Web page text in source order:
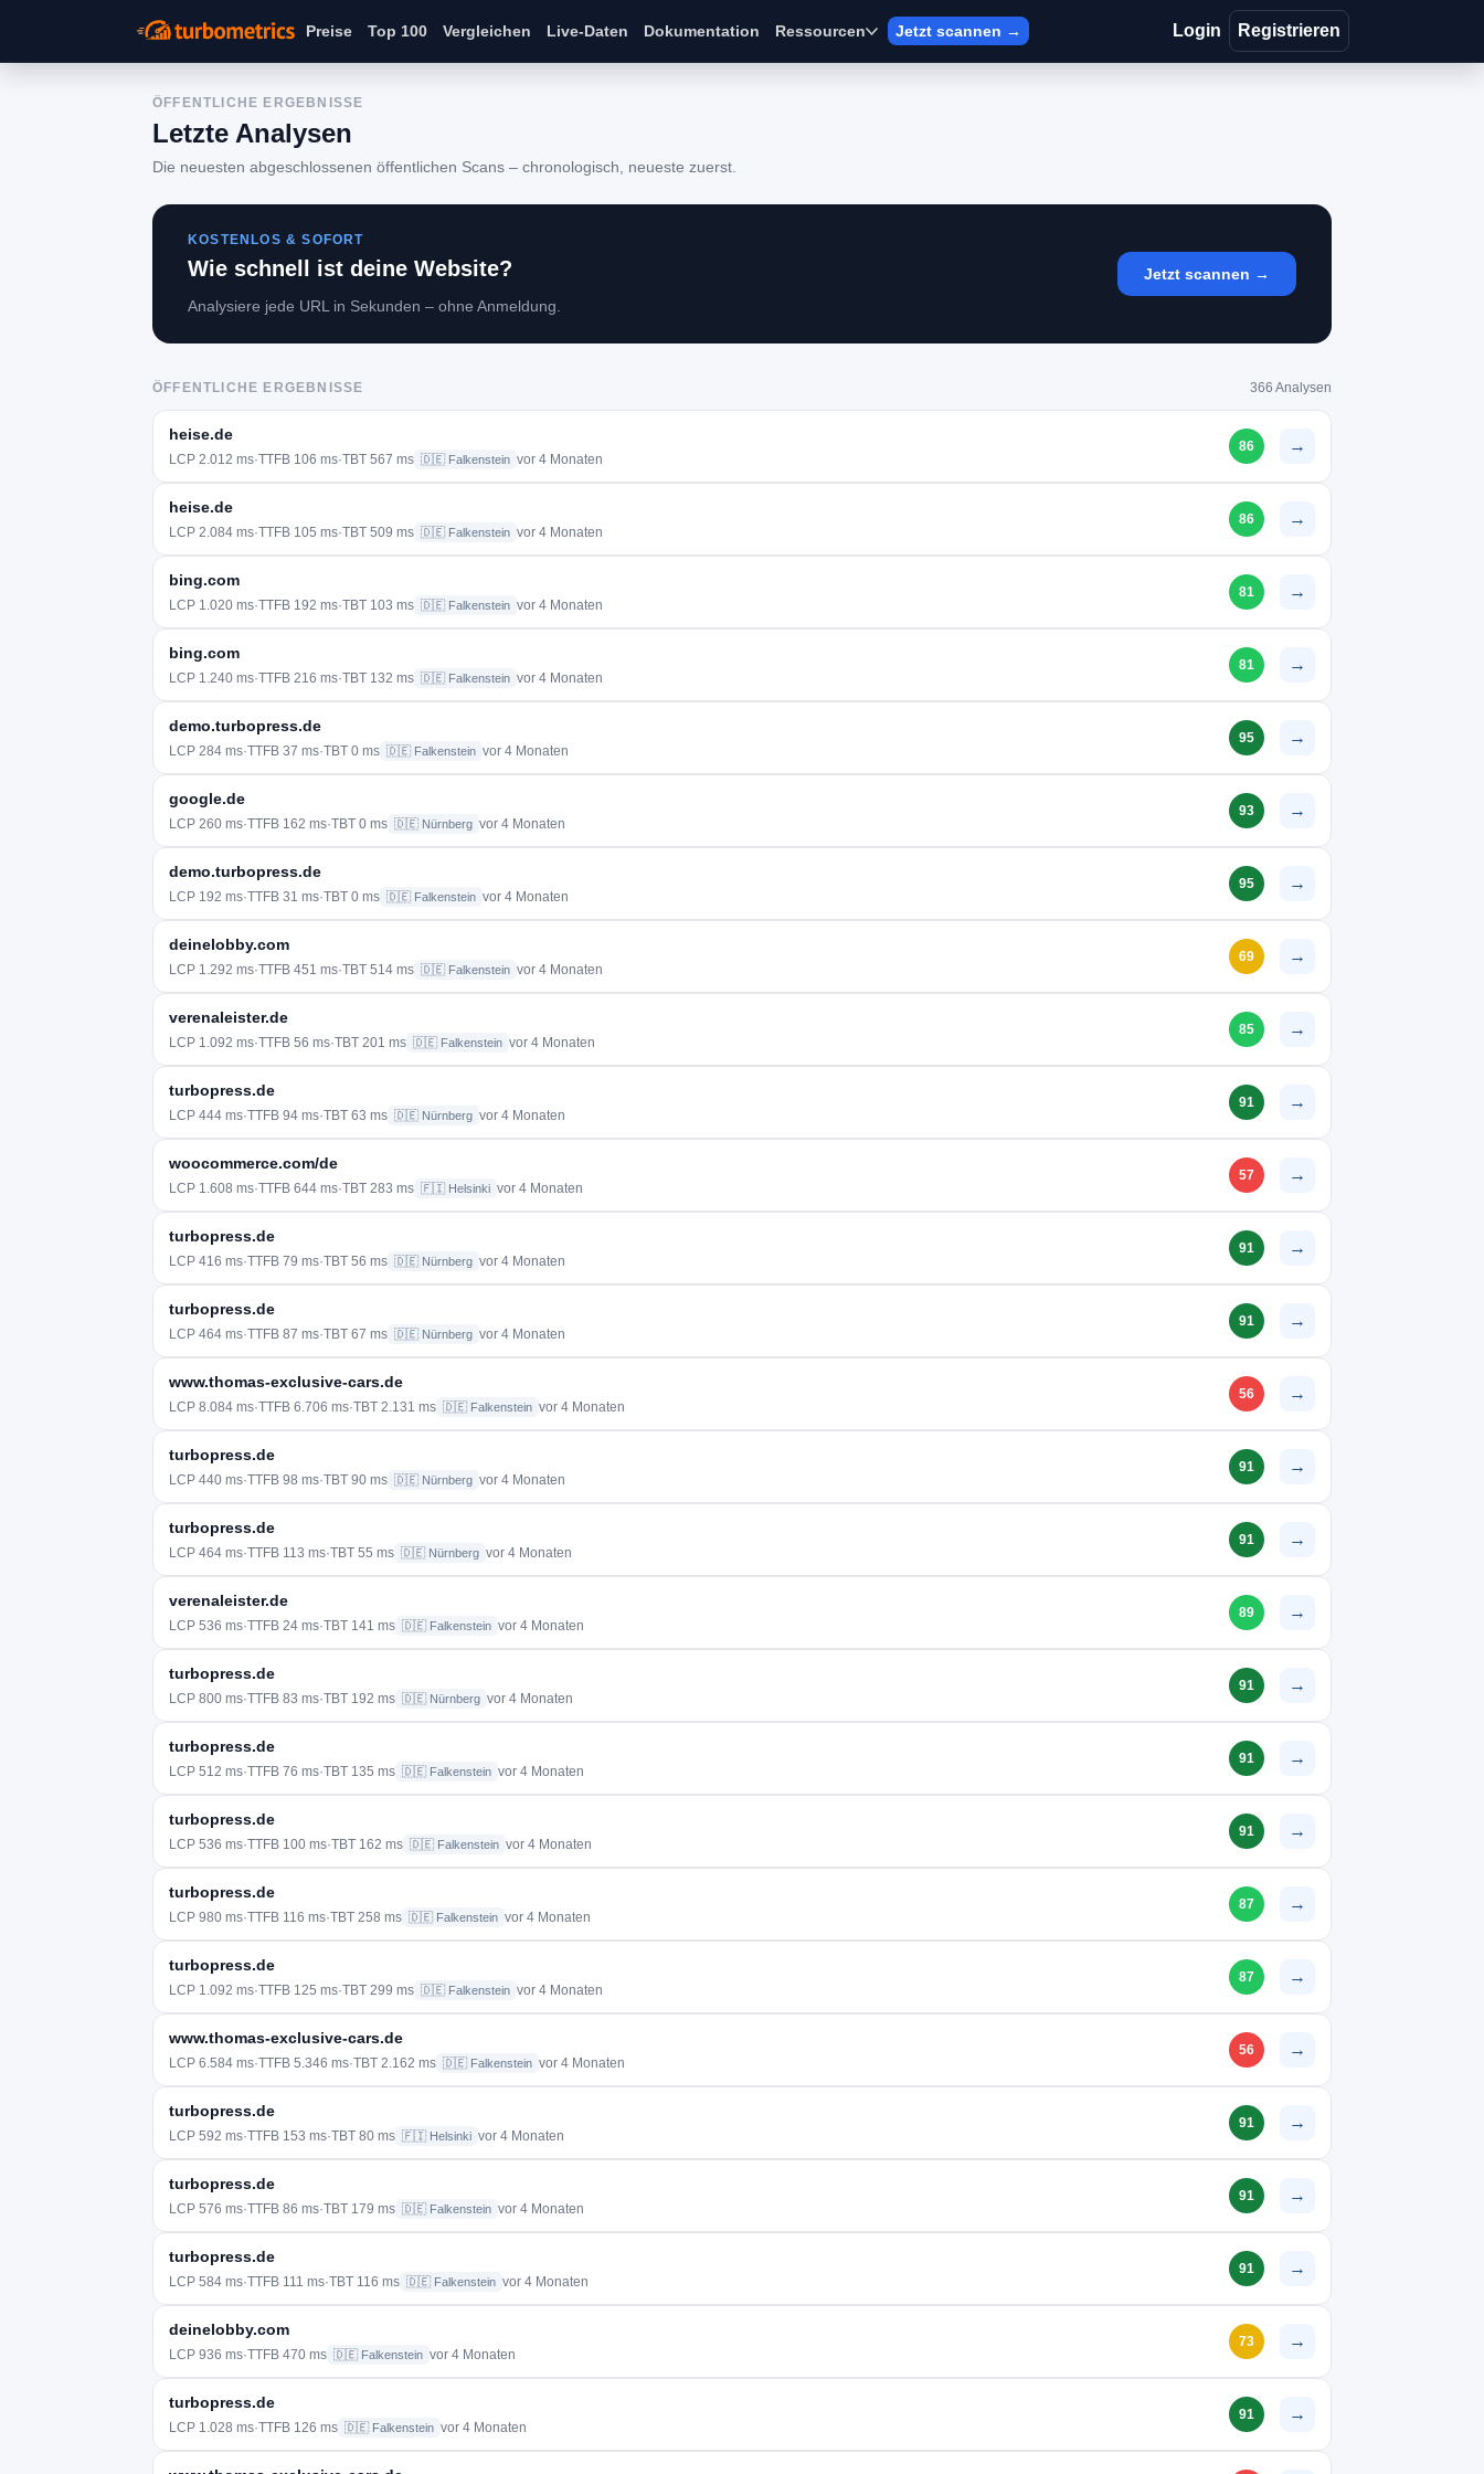
Preise Top 100 Vergleichen Live-Daten Dokumentation Ressourcen Jetzt scannen → Login Registrieren
ÖFFENTLICHE ERGEBNISSE
Letzte Analysen
Die neuesten abgeschlossenen öffentlichen Scans – chronologisch, neueste zuerst.
KOSTENLOS & SOFORT
Wie schnell ist deine Website?
Analysiere jede URL in Sekunden – ohne Anmeldung.
Jetzt scannen →
ÖFFENTLICHE ERGEBNISSE 366 Analysen
heise.de
LCP 2.012 ms·TTFB 106 ms·TBT 567 ms 🇩🇪 Falkenstein vor 4 Monaten
86 →
heise.de
LCP 2.084 ms·TTFB 105 ms·TBT 509 ms 🇩🇪 Falkenstein vor 4 Monaten
86 →
bing.com
LCP 1.020 ms·TTFB 192 ms·TBT 103 ms 🇩🇪 Falkenstein vor 4 Monaten
81 →
bing.com
LCP 1.240 ms·TTFB 216 ms·TBT 132 ms 🇩🇪 Falkenstein vor 4 Monaten
81 →
demo.turbopress.de
LCP 284 ms·TTFB 37 ms·TBT 0 ms 🇩🇪 Falkenstein vor 4 Monaten
95 →
google.de
LCP 260 ms·TTFB 162 ms·TBT 0 ms 🇩🇪 Nürnberg vor 4 Monaten
93 →
demo.turbopress.de
LCP 192 ms·TTFB 31 ms·TBT 0 ms 🇩🇪 Falkenstein vor 4 Monaten
95 →
deinelobby.com
LCP 1.292 ms·TTFB 451 ms·TBT 514 ms 🇩🇪 Falkenstein vor 4 Monaten
69 →
verenaleister.de
LCP 1.092 ms·TTFB 56 ms·TBT 201 ms 🇩🇪 Falkenstein vor 4 Monaten
85 →
turbopress.de
LCP 444 ms·TTFB 94 ms·TBT 63 ms 🇩🇪 Nürnberg vor 4 Monaten
91 →
woocommerce.com/de
LCP 1.608 ms·TTFB 644 ms·TBT 283 ms 🇫🇮 Helsinki vor 4 Monaten
57 →
turbopress.de
LCP 416 ms·TTFB 79 ms·TBT 56 ms 🇩🇪 Nürnberg vor 4 Monaten
91 →
turbopress.de
LCP 464 ms·TTFB 87 ms·TBT 67 ms 🇩🇪 Nürnberg vor 4 Monaten
91 →
www.thomas-exclusive-cars.de
LCP 8.084 ms·TTFB 6.706 ms·TBT 2.131 ms 🇩🇪 Falkenstein vor 4 Monaten
56 →
turbopress.de
LCP 440 ms·TTFB 98 ms·TBT 90 ms 🇩🇪 Nürnberg vor 4 Monaten
91 →
turbopress.de
LCP 464 ms·TTFB 113 ms·TBT 55 ms 🇩🇪 Nürnberg vor 4 Monaten
91 →
verenaleister.de
LCP 536 ms·TTFB 24 ms·TBT 141 ms 🇩🇪 Falkenstein vor 4 Monaten
89 →
turbopress.de
LCP 800 ms·TTFB 83 ms·TBT 192 ms 🇩🇪 Nürnberg vor 4 Monaten
91 →
turbopress.de
LCP 512 ms·TTFB 76 ms·TBT 135 ms 🇩🇪 Falkenstein vor 4 Monaten
91 →
turbopress.de
LCP 536 ms·TTFB 100 ms·TBT 162 ms 🇩🇪 Falkenstein vor 4 Monaten
91 →
turbopress.de
LCP 980 ms·TTFB 116 ms·TBT 258 ms 🇩🇪 Falkenstein vor 4 Monaten
87 →
turbopress.de
LCP 1.092 ms·TTFB 125 ms·TBT 299 ms 🇩🇪 Falkenstein vor 4 Monaten
87 →
www.thomas-exclusive-cars.de
LCP 6.584 ms·TTFB 5.346 ms·TBT 2.162 ms 🇩🇪 Falkenstein vor 4 Monaten
56 →
turbopress.de
LCP 592 ms·TTFB 153 ms·TBT 80 ms 🇫🇮 Helsinki vor 4 Monaten
91 →
turbopress.de
LCP 576 ms·TTFB 86 ms·TBT 179 ms 🇩🇪 Falkenstein vor 4 Monaten
91 →
turbopress.de
LCP 584 ms·TTFB 111 ms·TBT 116 ms 🇩🇪 Falkenstein vor 4 Monaten
91 →
deinelobby.com
LCP 936 ms·TTFB 470 ms 🇩🇪 Falkenstein vor 4 Monaten
73 →
turbopress.de
LCP 1.028 ms·TTFB 126 ms 🇩🇪 Falkenstein vor 4 Monaten
91 →